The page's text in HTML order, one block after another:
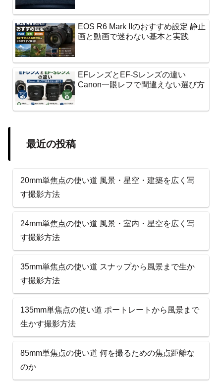
EOS R6 Mark IIのおすすめ設定 静止
画と動画で迷わない基本と実践
EFレンズとEF-Sレンズの違い
Canon一眼レフで間違えない選び方
最近の投稿
20mm単焦点の使い道 風景・星空・建築を広く写
す撮影方法
24mm単焦点の使い道 風景・室内・星空を広く写
す撮影方法
35mm単焦点の使い道 スナップから風景まで生か
す撮影方法
135mm単焦点の使い道 ポートレートから風景まで
生かす撮影方法
85mm単焦点の使い道 何を撮るための焦点距離な
のか